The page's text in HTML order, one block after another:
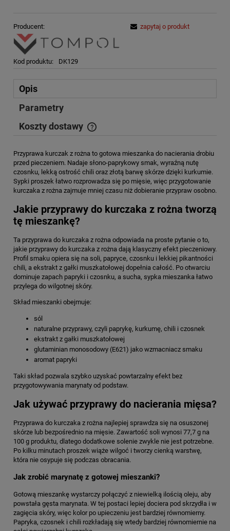
Producent:
Kod produktu: DK129
zapytaj o produkt
Opis
Parametry
Koszty dostawy
Cena nie zawiera ewentualnych kosztów płatności
Przyprawa kurczak z rożna to gotowa mieszanka do nacierania drobiu
przed pieczeniem. Nadaje słono-paprykowy smak, wyraźną nutę
czosnku, lekką ostrość chili oraz złotą barwę skórze dzięki kurkumie.
Sypki proszek łatwo rozprowadza się po mięsie, więc przygotowanie
kurczaka z rożna zajmuje mniej czasu niż dobieranie przypraw osobno.
Jakie przyprawy do kurczaka z rożna tworzą
tę mieszankę?
Ta przyprawa do kurczaka z rożna odpowiada na proste pytanie o to,
jakie przyprawy do kurczaka z rożna dają klasyczny efekt pieczeniowy.
Profil smaku opiera się na soli, papryce, czosnku i lekkiej pikantności
chili, a ekstrakt z gałki muszkatołowej dopełnia całość. Po otwarciu
dominuje zapach papryki i czosnku, a sucha, sypka mieszanka łatwo
przylega do wilgotnej skóry.
Skład mieszanki obejmuje:
sól
naturalne przyprawy, czyli paprykę, kurkumę, chili i czosnek
ekstrakt z gałki muszkatołowej
glutaminian monosodowy (E621) jako wzmacniacz smaku
aromat papryki
Taki skład pozwala szybko uzyskać powtarzalny efekt bez
przygotowywania marynaty od podstaw.
Jak używać przyprawy do nacierania mięsa?
Przyprawa do kurczaka z rożna najlepiej sprawdza się na osuszonej
skórze lub bezpośrednio na mięsie. Zawartość soli wynosi 77,7 g na
100 g produktu, dlatego dodatkowe solenie zwykle nie jest potrzebne.
Po kilku minutach proszek wiąże wilgoć i tworzy cienką warstwę,
która nie osypuje się podczas obracania.
Jak zrobić marynatę z gotowej mieszanki?
Gotową mieszankę wystarczy połączyć z niewielką ilością oleju, aby
powstała gęsta marynata. W tej postaci lepiej dociera pod skrzydła i w
zagięcia skóry, więc kolor po upieczeniu jest bardziej równomierny.
Papryka, czosnek i chili rozkładają się wtedy bardziej równomiernie na